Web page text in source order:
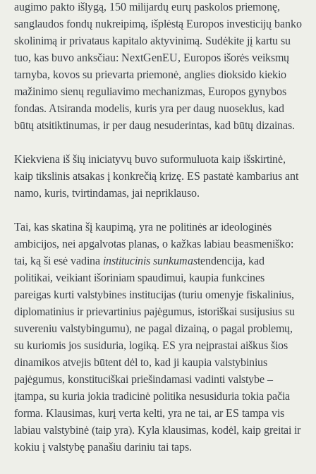
augimo pakto išlygą, 150 milijardų eurų paskolos priemonę,
sanglaudos fondų nukreipimą, išplėstą Europos investicijų banko
skolinimą ir privataus kapitalo aktyvinimą. Sudėkite jį kartu su
tuo, kas buvo anksčiau: NextGenEU, Europos išorės veiksmų
tarnyba, kovos su prievarta priemonė, anglies dioksido kiekio
mažinimo sienų reguliavimo mechanizmas, Europos gynybos
fondas. Atsiranda modelis, kuris yra per daug nuoseklus, kad
būtų atsitiktinumas, ir per daug nesuderintas, kad būtų dizainas.
Kiekviena iš šių iniciatyvų buvo suformuluota kaip išskirtinė,
kaip tikslinis atsakas į konkrečią krizę. ES pastatė kambarius ant
namo, kuris, tvirtindamas, jai nepriklauso.
Tai, kas skatina šį kaupimą, yra ne politinės ar ideologinės
ambicijos, nei apgalvotas planas, o kažkas labiau beasmeniško:
tai, ką ši esė vadina institucinis sunkumastendencija, kad
politikai, veikiant išoriniam spaudimui, kaupia funkcines
pareigas kurti valstybines institucijas (turiu omenyje fiskalinius,
diplomatinius ir prievartinius pajėgumus, istoriškai susijusius su
suvereniu valstybingumu), ne pagal dizainą, o pagal problemų,
su kuriomis jos susiduria, logiką. ES yra neįprastai aiškus šios
dinamikos atvejis būtent dėl ​​to, kad ji kaupia valstybinius
pajėgumus, konstituciškai priešindamasi vadinti valstybe –
įtampa, su kuria jokia tradicinė politika nesusiduria tokia pačia
forma. Klausimas, kurį verta kelti, yra ne tai, ar ES tampa vis
labiau valstybinė (taip yra). Kyla klausimas, kodėl, kaip greitai ir
kokiu į valstybę panašiu dariniu tai taps.